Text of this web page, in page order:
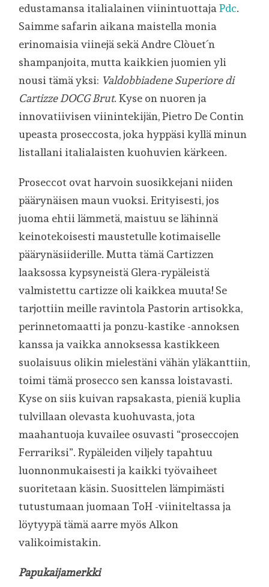
edustamansa italialainen viinintuottajaPdc.
Saimme safarin aikana maistella monia
erinomaisia viinejä sekä Andre Clòuet´n
shampanjoita, mutta kaikkien juomien yli
nousi tämä yksi: Valdobbiadene Superiore di
Cartizze DOCG Brut. Kyse on nuoren ja
innovatiivisen viinintekijän, Pietro De Contin
upeasta proseccosta, joka hyppäsi kyllä minun
listallani italialaisten kuohuvien kärkeen.
Proseccot ovat harvoin suosikkejani niiden
päärynäisen maun vuoksi. Erityisesti, jos
juoma ehtii lämmetä, maistuu se lähinnä
keinotekoisesti maustetulle kotimaiselle
päärynäsiiderille. Mutta tämä Cartizzen
laaksossa kypsyneistä Glera-rypäleistä
valmistettu cartizze oli kaikkea muuta! Se
tarjottiin meille ravintola Pastorin artisokka,
perinnetomaatti ja ponzu-kastike -annoksen
kanssa ja vaikka annoksessa kastikkeen
suolaisuus olikin mielestäni vähän yläkanttiin,
toimi tämä prosecco sen kanssa loistavasti.
Kyse on siis kuivan rapsakasta, pieniä kuplia
tulvillaan olevasta kuohuvasta, jota
maahantuoja kuvailee osuvasti “proseccojen
Ferrariksi”. Rypäleiden viljely tapahtuu
luonnonmukaisesti ja kaikki työvaiheet
suoritetaan käsin. Suosittelen lämpimästi
tutustumaan juomaan ToH -viiniteltassa ja
löytyypä tämä aarre myös Alkon
valikoimistakin.
Papukaijamerkki